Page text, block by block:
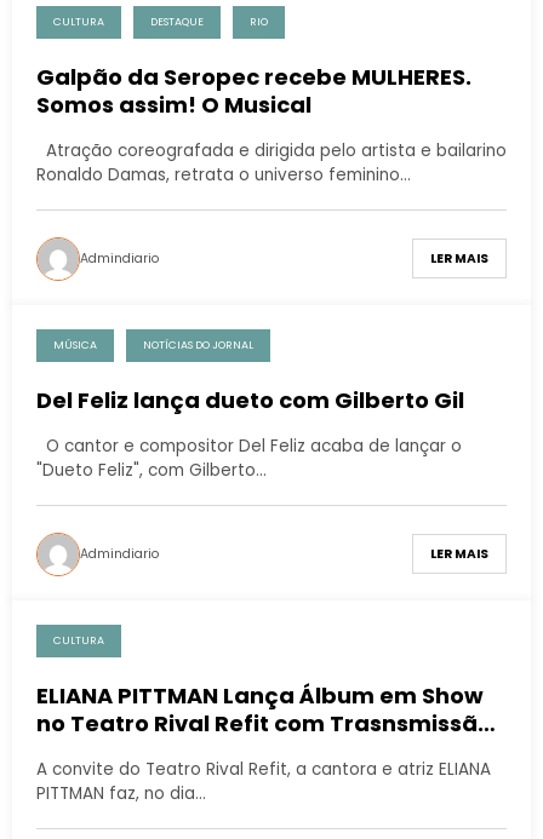
CULTURA DESTAQUE RIO
Galpão da Seropec recebe MULHERES.
Somos assim! O Musical
Atração coreografada e dirigida pelo artista e bailarino
Ronaldo Damas, retrata o universo feminino…
Admindiario LER MAIS
MÚSICA NOTÍCIAS DO JORNAL
Del Feliz lança dueto com Gilberto Gil
O cantor e compositor Del Feliz acaba de lançar o
"Dueto Feliz", com Gilberto…
Admindiario LER MAIS
CULTURA
ELIANA PITTMAN Lança Álbum em Show
no Teatro Rival Refit com Trasnsmissão
A convite do Teatro Rival Refit, a cantora e atriz ELIANA
PITTMAN faz, no dia…